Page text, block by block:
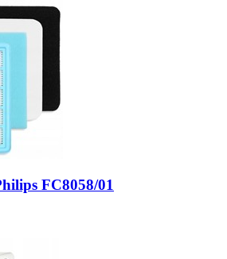
FC8058/01